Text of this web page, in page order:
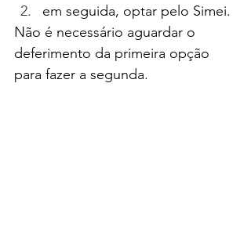
em seguida, optar pelo Simei.
Não é necessário aguardar o
deferimento da primeira opção
para fazer a segunda.